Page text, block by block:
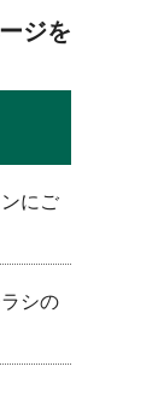
ジを
にご
シの